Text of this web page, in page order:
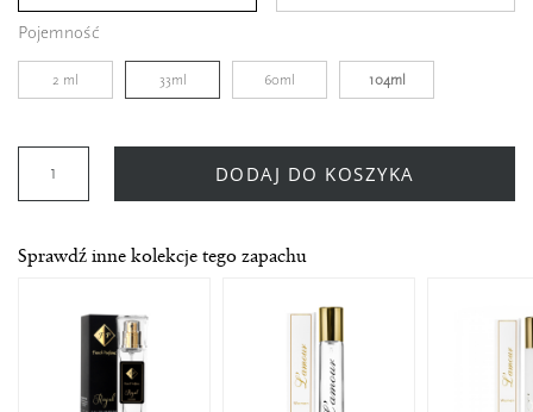
Pojemność
2 ml 33ml 60ml 104ml
DODAJ DO KOSZYKA
Sprawdź inne kolekcje tego zapachu